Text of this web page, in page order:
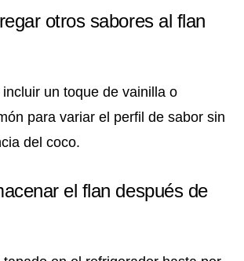
otros sabores al flan
un toque de vainilla o
para variar el perfil de sabor sin
del coco.
el flan después de